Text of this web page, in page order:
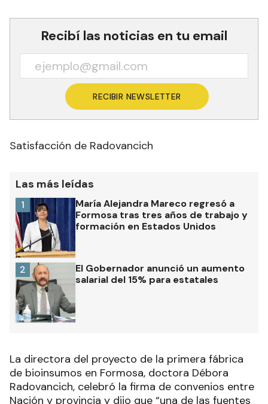
Recibí las noticias en tu email
RECIBIR NEWSLETTER
Satisfacción de Radovancich
Las más leídas
María Alejandra Mareco regresó a
Formosa tras tres años de trabajo y
formación en Estados Unidos
1
El Gobernador anunció un aumento
salarial del 15% para estatales
2
La directora del proyecto de la primera fábrica
de bioinsumos en Formosa, doctora Débora
Radovancich, celebró la firma de convenios entre
Nación y provincia y dijo que “una de las fuentes